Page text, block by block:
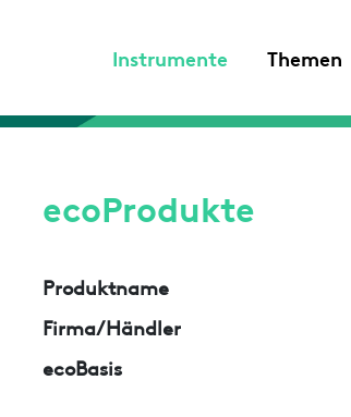
Instrumente Themen
ecoProdukte
Produktname
Firma/Händler
ecoBasis